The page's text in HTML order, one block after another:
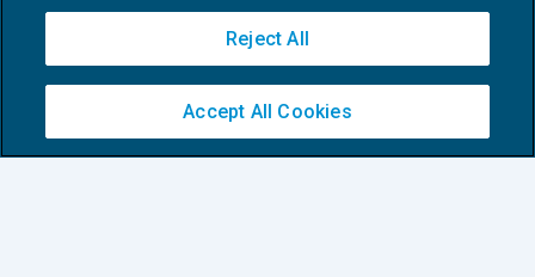
Reject All
Accept All Cookies